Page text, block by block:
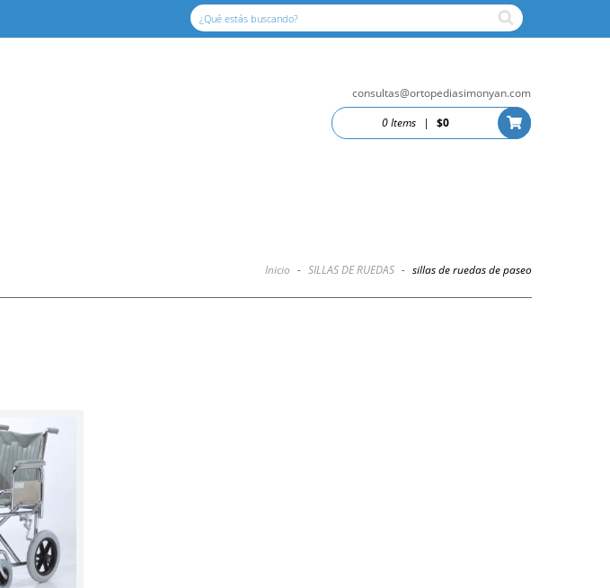
consultas@ortopediasimonyan.com
0 Items
| $0
Inicio - SILLAS DE RUEDAS - sillas de ruedas de paseo